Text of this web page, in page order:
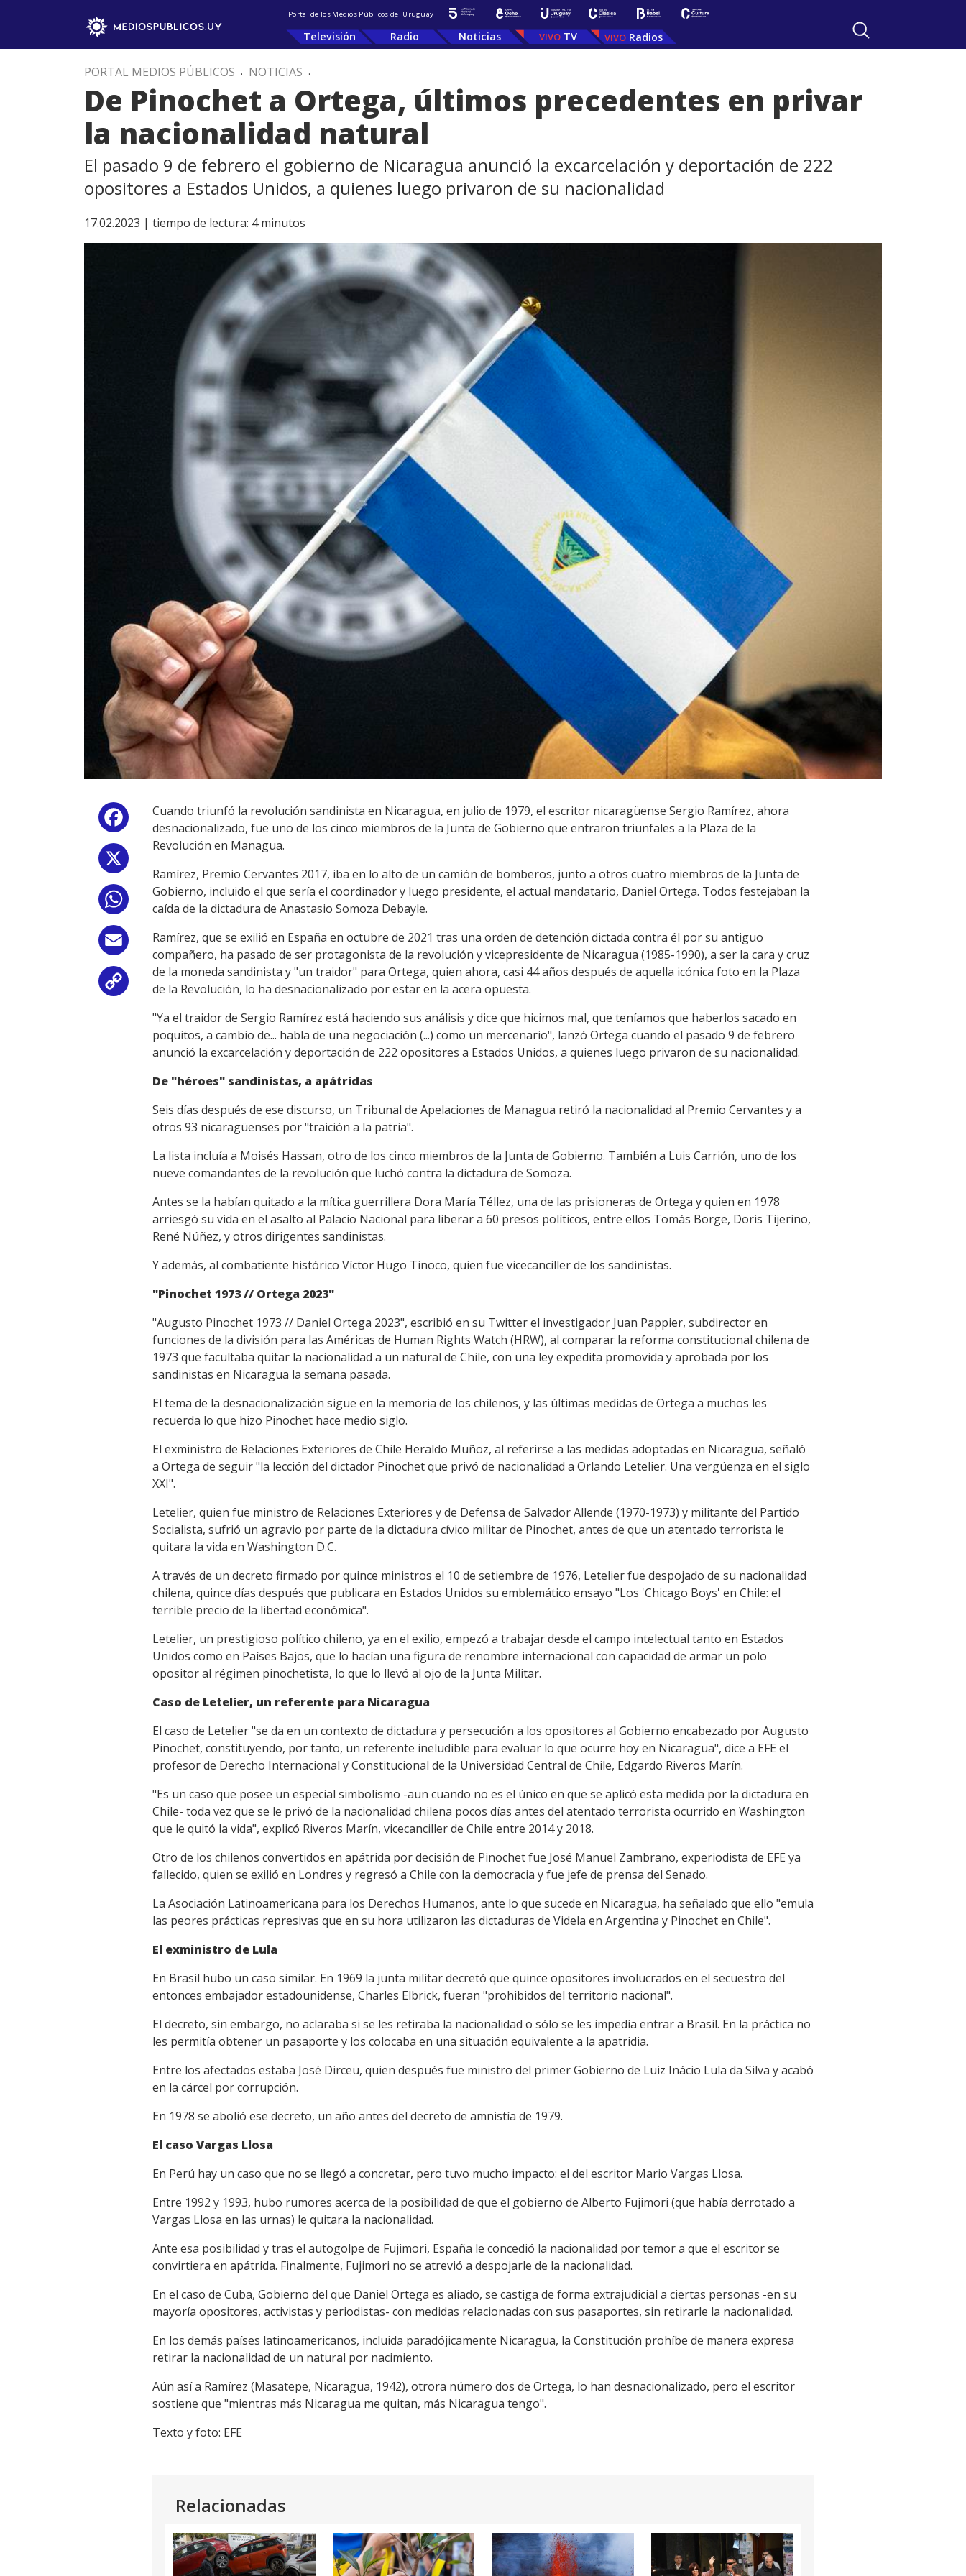
Portal de los Medios Públicos del Uruguay
Televisión Radio Noticias TV Radios
PORTAL MEDIOS PÚBLICOS . NOTICIAS .
De Pinochet a Ortega, últimos precedentes en privar
la nacionalidad natural
El pasado 9 de febrero el gobierno de Nicaragua anunció la excarcelación y deportación de 222
opositores a Estados Unidos, a quienes luego privaron de su nacionalidad
17.02.2023 | tiempo de lectura: 4 minutos
Facebook
WhatsApp
Email
Copy
Link
Cuando triunfó la revolución sandinista en Nicaragua, en julio de 1979, el escritor nicaragüense Sergio Ramírez, ahora
desnacionalizado, fue uno de los cinco miembros de la Junta de Gobierno que entraron triunfales a la Plaza de la
Revolución en Managua.
Ramírez, Premio Cervantes 2017, iba en lo alto de un camión de bomberos, junto a otros cuatro miembros de la Junta de
Gobierno, incluido el que sería el coordinador y luego presidente, el actual mandatario, Daniel Ortega. Todos festejaban la
caída de la dictadura de Anastasio Somoza Debayle.
Ramírez, que se exilió en España en octubre de 2021 tras una orden de detención dictada contra él por su antiguo
compañero, ha pasado de ser protagonista de la revolución y vicepresidente de Nicaragua (1985-1990), a ser la cara y cruz
de la moneda sandinista y "un traidor" para Ortega, quien ahora, casi 44 años después de aquella icónica foto en la Plaza
de la Revolución, lo ha desnacionalizado por estar en la acera opuesta.
"Ya el traidor de Sergio Ramírez está haciendo sus análisis y dice que hicimos mal, que teníamos que haberlos sacado en
poquitos, a cambio de... habla de una negociación (...) como un mercenario", lanzó Ortega cuando el pasado 9 de febrero
anunció la excarcelación y deportación de 222 opositores a Estados Unidos, a quienes luego privaron de su nacionalidad.
De "héroes" sandinistas, a apátridas
Seis días después de ese discurso, un Tribunal de Apelaciones de Managua retiró la nacionalidad al Premio Cervantes y a
otros 93 nicaragüenses por "traición a la patria".
La lista incluía a Moisés Hassan, otro de los cinco miembros de la Junta de Gobierno. También a Luis Carrión, uno de los
nueve comandantes de la revolución que luchó contra la dictadura de Somoza.
Antes se la habían quitado a la mítica guerrillera Dora María Téllez, una de las prisioneras de Ortega y quien en 1978
arriesgó su vida en el asalto al Palacio Nacional para liberar a 60 presos políticos, entre ellos Tomás Borge, Doris Tijerino,
René Núñez, y otros dirigentes sandinistas.
Y además, al combatiente histórico Víctor Hugo Tinoco, quien fue vicecanciller de los sandinistas.
"Pinochet 1973 // Ortega 2023"
"Augusto Pinochet 1973 // Daniel Ortega 2023", escribió en su Twitter el investigador Juan Pappier, subdirector en
funciones de la división para las Américas de Human Rights Watch (HRW), al comparar la reforma constitucional chilena de
1973 que facultaba quitar la nacionalidad a un natural de Chile, con una ley expedita promovida y aprobada por los
sandinistas en Nicaragua la semana pasada.
El tema de la desnacionalización sigue en la memoria de los chilenos, y las últimas medidas de Ortega a muchos les
recuerda lo que hizo Pinochet hace medio siglo.
El exministro de Relaciones Exteriores de Chile Heraldo Muñoz, al referirse a las medidas adoptadas en Nicaragua, señaló
a Ortega de seguir "la lección del dictador Pinochet que privó de nacionalidad a Orlando Letelier. Una vergüenza en el siglo
XXI".
Letelier, quien fue ministro de Relaciones Exteriores y de Defensa de Salvador Allende (1970-1973) y militante del Partido
Socialista, sufrió un agravio por parte de la dictadura cívico militar de Pinochet, antes de que un atentado terrorista le
quitara la vida en Washington D.C.
A través de un decreto firmado por quince ministros el 10 de setiembre de 1976, Letelier fue despojado de su nacionalidad
chilena, quince días después que publicara en Estados Unidos su emblemático ensayo "Los 'Chicago Boys' en Chile: el
terrible precio de la libertad económica".
Letelier, un prestigioso político chileno, ya en el exilio, empezó a trabajar desde el campo intelectual tanto en Estados
Unidos como en Países Bajos, que lo hacían una figura de renombre internacional con capacidad de armar un polo
opositor al régimen pinochetista, lo que lo llevó al ojo de la Junta Militar.
Caso de Letelier, un referente para Nicaragua
El caso de Letelier "se da en un contexto de dictadura y persecución a los opositores al Gobierno encabezado por Augusto
Pinochet, constituyendo, por tanto, un referente ineludible para evaluar lo que ocurre hoy en Nicaragua", dice a EFE el
profesor de Derecho Internacional y Constitucional de la Universidad Central de Chile, Edgardo Riveros Marín.
"Es un caso que posee un especial simbolismo -aun cuando no es el único en que se aplicó esta medida por la dictadura en
Chile- toda vez que se le privó de la nacionalidad chilena pocos días antes del atentado terrorista ocurrido en Washington
que le quitó la vida", explicó Riveros Marín, vicecanciller de Chile entre 2014 y 2018.
Otro de los chilenos convertidos en apátrida por decisión de Pinochet fue José Manuel Zambrano, experiodista de EFE ya
fallecido, quien se exilió en Londres y regresó a Chile con la democracia y fue jefe de prensa del Senado.
La Asociación Latinoamericana para los Derechos Humanos, ante lo que sucede en Nicaragua, ha señalado que ello "emula
las peores prácticas represivas que en su hora utilizaron las dictaduras de Videla en Argentina y Pinochet en Chile".
El exministro de Lula
En Brasil hubo un caso similar. En 1969 la junta militar decretó que quince opositores involucrados en el secuestro del
entonces embajador estadounidense, Charles Elbrick, fueran "prohibidos del territorio nacional".
El decreto, sin embargo, no aclaraba si se les retiraba la nacionalidad o sólo se les impedía entrar a Brasil. En la práctica no
les permitía obtener un pasaporte y los colocaba en una situación equivalente a la apatridia.
Entre los afectados estaba José Dirceu, quien después fue ministro del primer Gobierno de Luiz Inácio Lula da Silva y acabó
en la cárcel por corrupción.
En 1978 se abolió ese decreto, un año antes del decreto de amnistía de 1979.
El caso Vargas Llosa
En Perú hay un caso que no se llegó a concretar, pero tuvo mucho impacto: el del escritor Mario Vargas Llosa.
Entre 1992 y 1993, hubo rumores acerca de la posibilidad de que el gobierno de Alberto Fujimori (que había derrotado a
Vargas Llosa en las urnas) le quitara la nacionalidad.
Ante esa posibilidad y tras el autogolpe de Fujimori, España le concedió la nacionalidad por temor a que el escritor se
convirtiera en apátrida. Finalmente, Fujimori no se atrevió a despojarle de la nacionalidad.
En el caso de Cuba, Gobierno del que Daniel Ortega es aliado, se castiga de forma extrajudicial a ciertas personas -en su
mayoría opositores, activistas y periodistas- con medidas relacionadas con sus pasaportes, sin retirarle la nacionalidad.
En los demás países latinoamericanos, incluida paradójicamente Nicaragua, la Constitución prohíbe de manera expresa
retirar la nacionalidad de un natural por nacimiento.
Aún así a Ramírez (Masatepe, Nicaragua, 1942), otrora número dos de Ortega, lo han desnacionalizado, pero el escritor
sostiene que "mientras más Nicaragua me quitan, más Nicaragua tengo".
Texto y foto: EFE
Relacionadas